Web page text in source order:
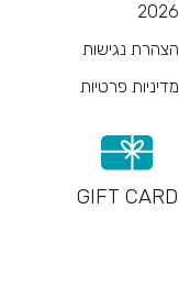
2026
הצהרת נגישות
מדיניות פרטיות
GIFT CARD